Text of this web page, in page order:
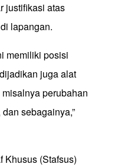
justifikasi atas
lapangan.
memiliki posisi
juga alat
perubahan
sebagainya,”
Khusus (Stafsus)